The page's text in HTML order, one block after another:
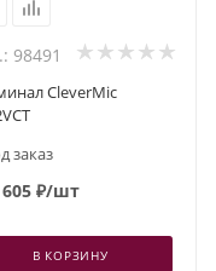
98491
CleverMic
заказ
₽/шт
В КОРЗИНУ